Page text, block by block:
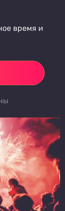
время и